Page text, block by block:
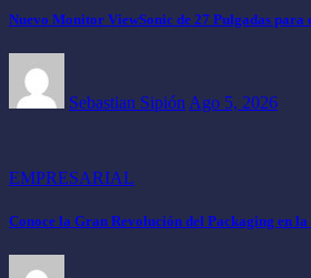
Nuevo Monitor ViewSonic de 27 Pulgadas
Sebastian Sipión Ago 5, 2026
EMPRESARIAL
Conoce la Gran Revolución del Packaging en